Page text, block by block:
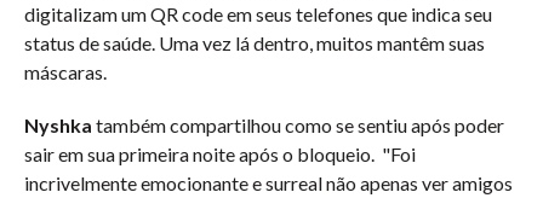
digitalizam um QR code em seus telefones que indica seu
status de saúde. Uma vez lá dentro, muitos mantêm suas
máscaras.
Nyshka também compartilhou como se sentiu após poder
sair em sua primeira noite após o bloqueio. "Foi
incrivelmente emocionante e surreal não apenas ver amigos